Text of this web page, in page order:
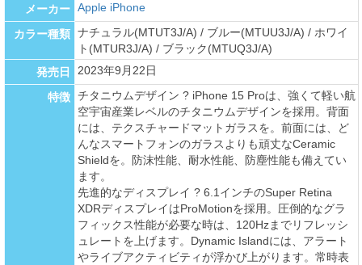
メーカー Apple iPhone
カラー種類 ナチュラル(MTUT3J/A) / ブルー(MTUU3J/A) / ホワイ
ト(MTUR3J/A) / ブラック(MTUQ3J/A)
発売日
2023年9月22日
特徴 チタニウムデザイン ? iPhone 15 Proは、強くて軽い航
空宇宙産業レベルのチタニウムデザインを採用。背面
には、テクスチャードマットガラスを。前面には、ど
んなスマートフォンのガラスよりも頑丈なCeramic
Shieldを。防沫性能、耐水性能、防塵性能も備えてい
ます。
先進的なディスプレイ ? 6.1インチのSuper Retina
XDRディスプレイはProMotionを採用。圧倒的なグラ
フィックス性能が必要な時は、120Hzまでリフレッシ
ュレートを上げます。Dynamic Islandには、アラート
やライブアクティビティが浮かび上がります。常時表